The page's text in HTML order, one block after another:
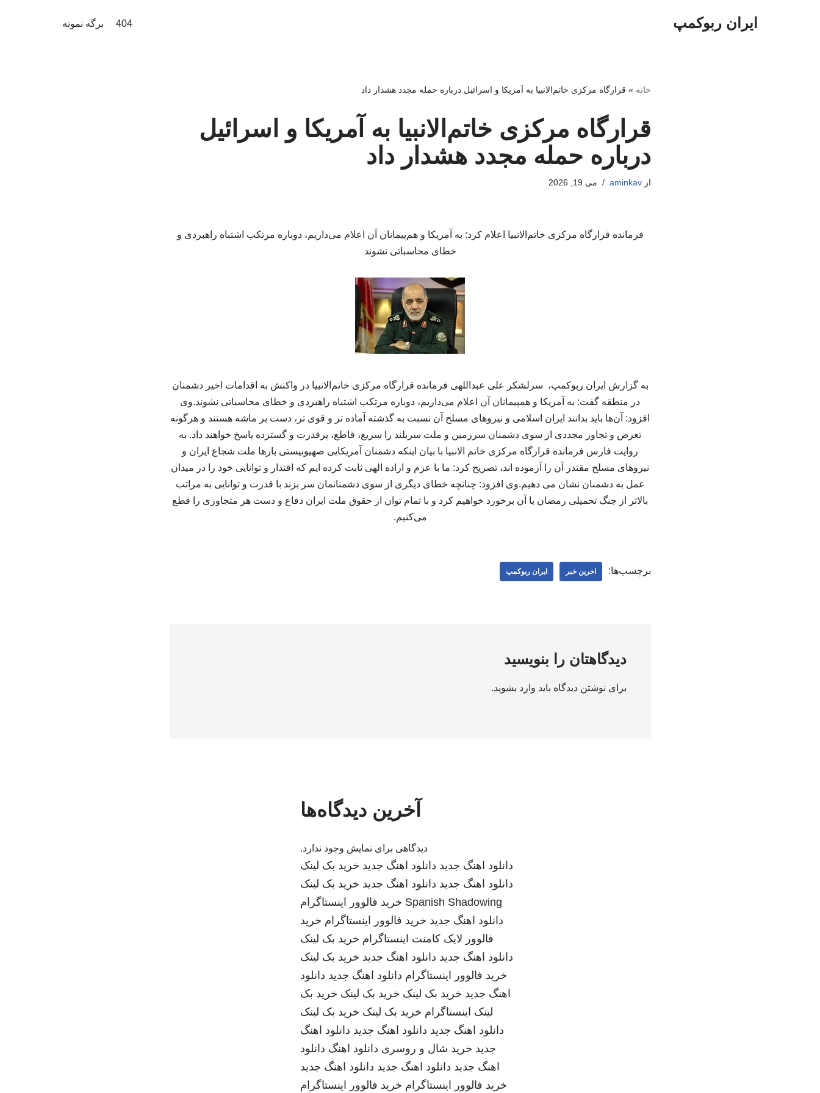
ایران ربوکمپ 404 برگه نمونه
خانه » قرارگاه مرکزی خاتم‌الانبیا به آمریکا و اسرائیل درباره حمله مجدد هشدار داد
قرارگاه مرکزی خاتم‌الانبیا به آمریکا و اسرائیل
درباره حمله مجدد هشدار داد
ازaminkav می 19, 2026
فرمانده قرارگاه مرکزی خاتم‌الانبیا اعلام کرد: به آمریکا و هم‌پیمانان آن اعلام می‌داریم، دوباره مرتکب اشتباه راهبردی و
خطای محاسباتی نشوند
به گزارش ایران ربوکمپ، سرلشکر علی عبداللهی فرمانده قرارگاه مرکزی خاتم‌الانبیا در واکنش به اقدامات اخیر دشمنان
در منطقه گفت: به آمریکا و همپیمانان آن اعلام می‌داریم، دوباره مرتکب اشتباه راهبردی و خطای محاسباتی نشوند.وی
افزود: آن‌ها باید بدانند ایران اسلامی و نیروهای مسلح آن نسبت به گذشته آماده تر و قوی تر، دست بر ماشه هستند و هرگونه
تعرض و تجاوز مجددی از سوی دشمنان سرزمین و ملت سربلند را سریع، قاطع، پرقدرت و گسترده پاسخ خواهند داد. به
روایت فارس فرمانده قرارگاه مرکزی خاتم الانبیا با بیان اینکه دشمنان آمریکایی صهیونیستی بارها ملت شجاع ایران و
نیروهای مسلح مقتدر آن را آزموده اند، تصریح کرد: ما با عزم و اراده الهی ثابت کرده ایم که اقتدار و توانایی خود را در میدان
عمل به دشمنان نشان می دهیم.وی افزود: چنانچه خطای دیگری از سوی دشمنانمان سر بزند با قدرت و توانایی به مراتب
بالاتر از جنگ تحمیلی رمضان با آن برخورد خواهیم کرد و با تمام توان از حقوق ملت ایران دفاع و دست هر متجاوزی را قطع
می‌کنیم.
برچسب‌ها: اخرین خبر ایران ربوکمپ
دیدگاهتان را بنویسید
برای نوشتن دیدگاه باید وارد بشوید.
آخرین دیدگاه‌ها
دیدگاهی برای نمایش وجود ندارد.
دانلود اهنگ جدید دانلود اهنگ جدید خرید بک لینک
دانلود اهنگ جدید دانلود اهنگ جدید خرید بک لینک
Spanish Shadowing خرید فالوور اینستاگرام
دانلود اهنگ جدید خرید فالوور اینستاگرام خرید
فالوور لایک کامنت اینستاگرام خرید بک لینک
دانلود اهنگ جدید دانلود اهنگ جدید خرید بک لینک
خرید فالوور اینستاگرام دانلود اهنگ جدید دانلود
اهنگ جدید خرید بک لینک خرید بک لینک خرید بک
لینک اینستاگرام خرید بک لینک خرید بک لینک
دانلود اهنگ جدید دانلود اهنگ جدید دانلود اهنگ
جدید خرید شال و روسری دانلود اهنگ دانلود
اهنگ جدید دانلود اهنگ جدید دانلود اهنگ جدید
خرید فالوور اینستاگرام خرید فالوور اینستاگرام